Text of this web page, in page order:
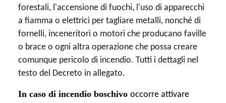
forestali, l'accensione di fuochi, l'uso di apparecchi
a fiamma o elettrici per tagliare metalli, nonché di
fornelli, inceneritori o motori che producano faville
o brace o ogni altra operazione che possa creare
comunque pericolo di incendio. Tutti i dettagli nel
testo del Decreto in allegato.
In caso di incendio boschivo occorre attivare